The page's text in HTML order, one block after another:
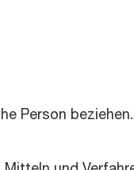
Person